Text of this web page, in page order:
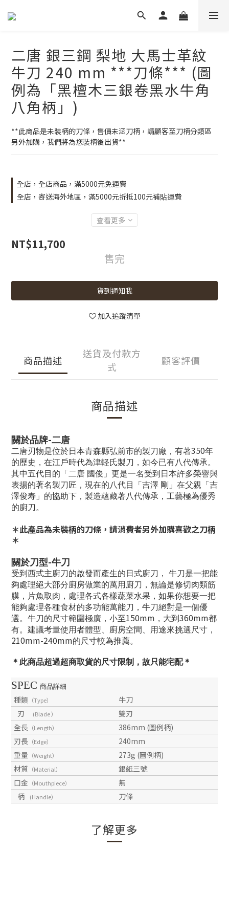
二唐 銀三鋼 梨地 大馬士革紋
牛刀 240 mm ***刀條*** (圖
例為「黑檀木三銀卷黑水牛角
八角柄」)
**此商品是未裝柄的刀條，售價未涵刀柄，請顧客至刀柄分類區
另外加購，我們將為您裝柄後出貨**
全店，全店商品，滿5000元免運費
全店，寄送海外地區，滿5000元折抵100元補貼運費
查看更多
NT$11,700
售完
貨到通知我
加入追蹤清單
商品描述
送貨及付款方
式
顧客評價
商品描述
關於品牌-二唐
二唐刃物是位於日本青森縣弘前市的製刀廠，有著350年
的歷史，在江戶時代為津軽氏製刀，如今已有八代傳承。
其中五代目的「二唐 國俊」更是一名受到日本許多榮譽與
表揚的著名製刀匠，現在的八代目「吉澤 剛」在父親「吉
澤俊寿」的協助下，製造蘊藏著八代傳承，工藝極為優秀
的廚刀。
＊此產品為未裝柄的刀條，請消費者另外加購喜歡之刀柄
＊
關於刀型-牛刀
受到西式主廚刀的啟發而產生的日式廚刀，
牛刀是一把能
夠處理絕大部分廚房做業的萬用廚刀，無論是修切肉類筋
膜，片魚取肉，處理各式各樣蔬菜水果，如果你想要一把
能夠處理各種食材的多功能萬能刀，牛刀絕對是一個優
選。牛刀的尺寸範圍極廣，小至150mm ，大到 360mm都
有。建議考量使用者體型、廚房空間、用途來挑選尺寸，
210mm-240mm的尺寸較為推薦。
＊此商品超過超商取貨的尺寸限制，故只能宅配＊
SPEC 商品詳細
種類 （Type）
牛刀
刃 (Blade ）
雙刃
全長 （Length）
386mm (圖例柄)
刃長 （Edge）
240mm
重量 （Weight）
273g (圖例柄)
材質 （Material）
銀紙三號
口金 （Mouthpiece）
無
柄 (Handle） 刀條
了解更多